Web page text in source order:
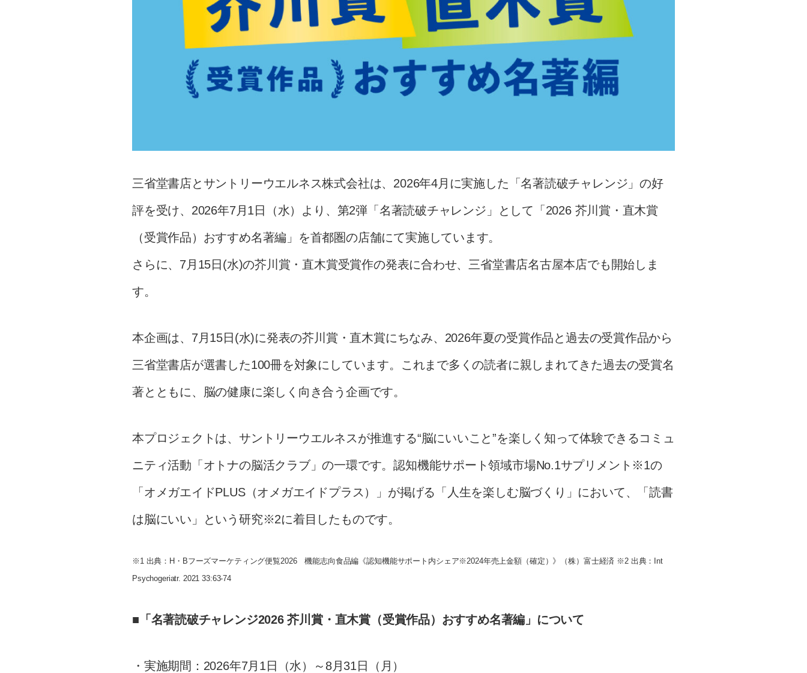
三省堂書店とサントリーウエルネス株式会社は、2026年4月に実施した「名著読破チャレンジ」の好
評を受け、2026年7月1日（水）より、第2弾「名著読破チャレンジ」として「2026 芥川賞・直木賞
（受賞作品）おすすめ名著編」を首都圏の店舗にて実施しています。
さらに、7月15日(水)の芥川賞・直木賞受賞作の発表に合わせ、三省堂書店名古屋本店でも開始しま
す。
本企画は、7月15日(水)に発表の芥川賞・直木賞にちなみ、2026年夏の受賞作品と過去の受賞作品から
三省堂書店が選書した100冊を対象にしています。これまで多くの読者に親しまれてきた過去の受賞名
著とともに、脳の健康に楽しく向き合う企画です。
本プロジェクトは、サントリーウエルネスが推進する“脳にいいこと”を楽しく知って体験できるコミュ
ニティ活動「オトナの脳活クラブ」の一環です。認知機能サポート領域市場No.1サプリメント※1の
「オメガエイドPLUS（オメガエイドプラス）」が掲げる「人生を楽しむ脳づくり」において、「読書
は脳にいい」という研究※2に着目したものです。
※1 出典：H・Bフーズマーケティング便覧2026 機能志向食品編《認知機能サポート内シェア※2024年売上金額（確定）》（株）富士経済 ※2 出典：Int
Psychogeriatr. 2021 33:63-74
■ 「名著読破チャレンジ2026 芥川賞・直木賞（受賞作品）おすすめ名著編」について
・実施期間：2026年7月1日（水）～8月31日（月）